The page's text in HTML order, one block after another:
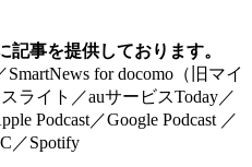
事を提供しております。
for docomo（旧マイ
ライト／auサービスToday／
Podcast／Google Podcast ／
／Spotify